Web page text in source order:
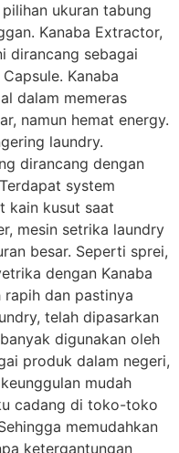
ukuran tabung
Kanaba Extractor,
dirancang sebagai
Kanaba
dalam memeras
namun hemat energy.
laundry.
dirancang dengan
system
kain kusut saat
mesin setrika laundry
besar. Seperti sprei,
dengan Kanaba
dan pastinya
telah dipasarkan
digunakan oleh
produk dalam negeri,
mudah
cadang di toko-toko
memudahkan
ketergantungan